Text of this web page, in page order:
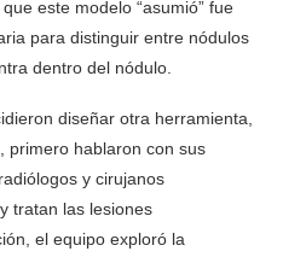
este modelo “asumió” fue
para distinguir entre nódulos
dentro del nódulo.
diseñar otra herramienta,
primero hablaron con sus
y cirujanos
tratan las lesiones
el equipo exploró la